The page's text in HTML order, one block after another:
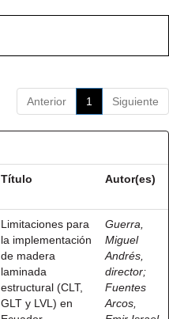
Anterior 1 Siguiente
Título Autor(es)
Limitaciones para
la implementación
de madera
laminada
estructural (CLT,
GLT y LVL) en
Guerra,
Miguel
Andrés,
director;
Fuentes
Arcos,